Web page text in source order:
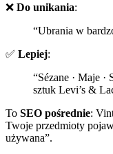
❌ Do unikania:
“Ubrania w
✅ Lepiej:
“Sézane · Maje ·
sztuk Levi’s &
To SEO pośrednie:
Twoje przedmioty
używana”.